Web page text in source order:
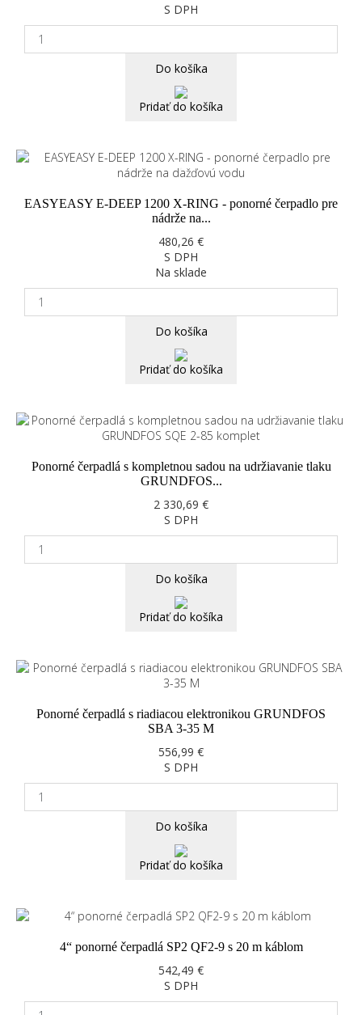
S DPH
Do košíka
Pridať do košíka
EASYEASY E-DEEP 1200 X-RING - ponorné čerpadlo pre
nádrže na...
480,26 €
S DPH
Na sklade
Do košíka
Pridať do košíka
Ponorné čerpadlá s kompletnou sadou na udržiavanie tlaku
GRUNDFOS...
2 330,69 €
S DPH
Do košíka
Pridať do košíka
Ponorné čerpadlá s riadiacou elektronikou GRUNDFOS
SBA 3-35 M
556,99 €
S DPH
Do košíka
Pridať do košíka
4“ ponorné čerpadlá SP2 QF2-9 s 20 m káblom
542,49 €
S DPH